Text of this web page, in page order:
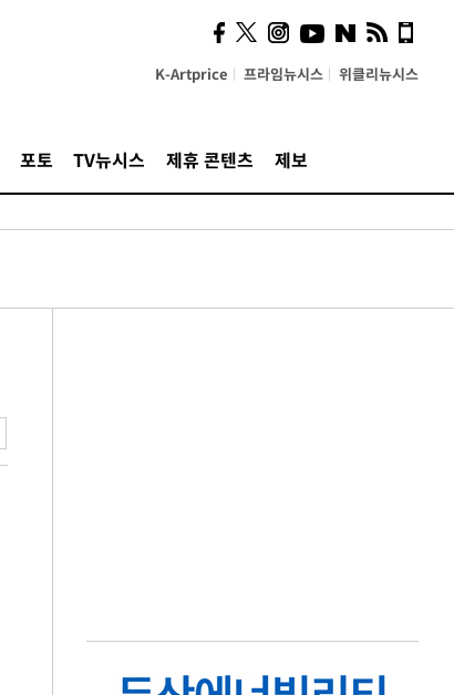
K-Artprice 프라임뉴시스 위클리뉴시스
포토 TV뉴시스 제휴 콘텐츠 제보